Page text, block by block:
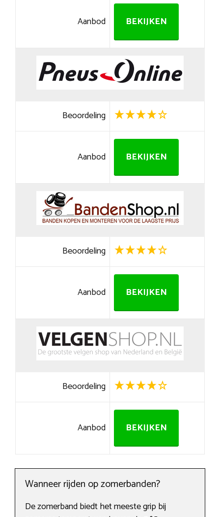
Aanbod BEKIJKEN
Beoordeling
Aanbod BEKIJKEN
Beoordeling
Aanbod BEKIJKEN
Beoordeling
Aanbod BEKIJKEN
Wanneer rijden op zomerbanden?
De zomerband biedt het meeste grip bij